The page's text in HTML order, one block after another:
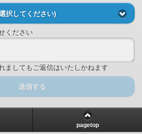
択してください)
ください
ましてもご返信はいたしかねます
送信する
pagetop